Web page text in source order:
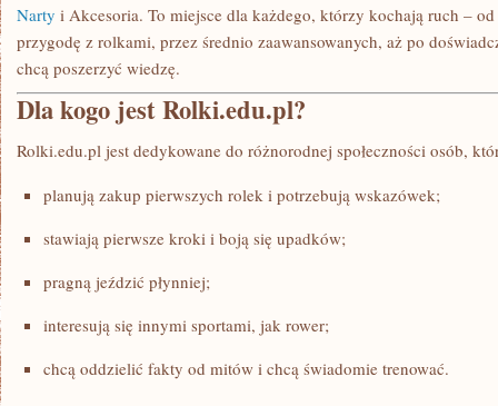
Narty i Akcesoria. To miejsce dla każdego, którzy kochają ruch –
przygodę z rolkami, przez średnio zaawansowanych, aż po
chcą poszerzyć wiedzę.
Dla kogo jest Rolki.edu.pl?
Rolki.edu.pl jest dedykowane do różnorodnej społeczności osób,
planują zakup pierwszych rolek i potrzebują wskazówek;
stawiają pierwsze kroki i boją się upadków;
pragną jeździć płynniej;
interesują się innymi sportami, jak rower;
chcą oddzielić fakty od mitów i chcą świadomie trenować.